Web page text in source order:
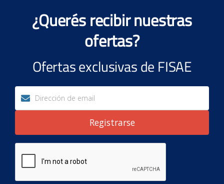
¿Querés recibir nuestras
ofertas?
Ofertas exclusivas de FISAE
Registrarse